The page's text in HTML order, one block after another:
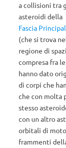
a collisioni tra
asteroidi della
Fascia
(che si trova
regione di
compresa fra
hanno dato
di corpi che
che con molta
stesso
con un altro
orbitali di moto
frammenti